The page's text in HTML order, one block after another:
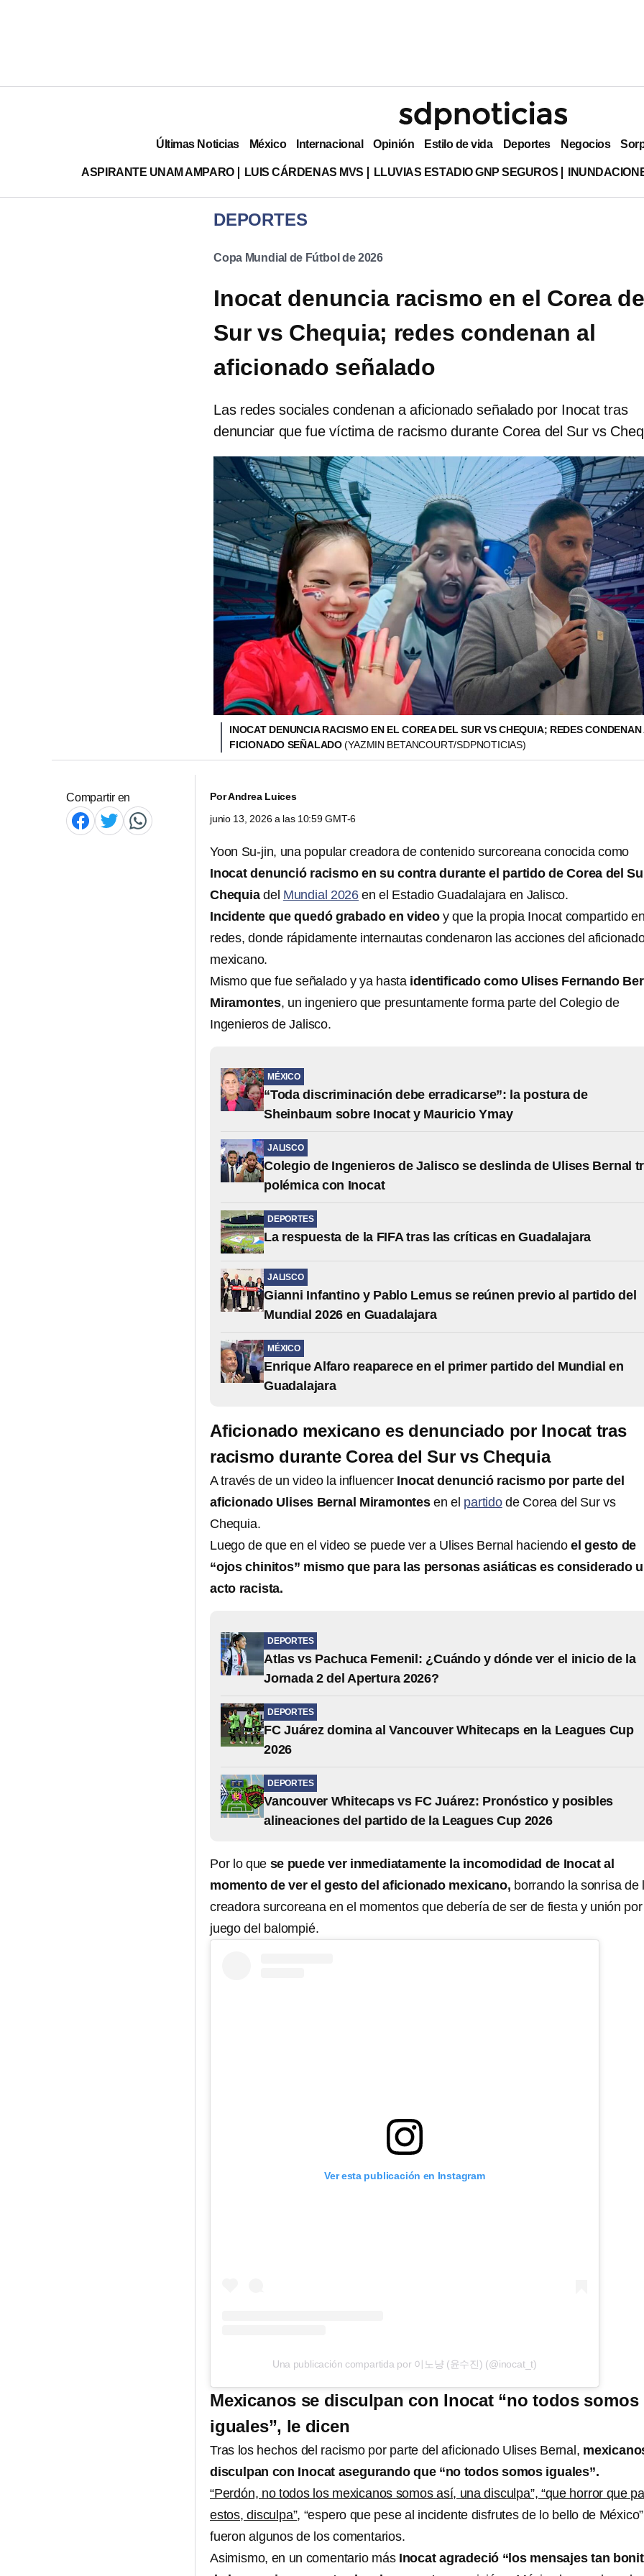
Últimas Noticias México Internacional Opinión Estilo de vida Deportes Negocios
ASPIRANTE UNAM AMPARO LUIS CÁRDENAS MVS LLUVIAS ESTADIO GNP SEGUROS
DEPORTES
Copa Mundial de Fútbol de 2026
Inocat denuncia racismo en el Corea
Sur vs Chequia; redes condenan al
aficionado señalado
Las redes sociales condenan a aficionado señalado por Inocat tras
denunciar que fue víctima de racismo durante Corea del Sur vs
INOCAT DENUNCIA RACISMO EN EL COREA DEL SUR VS CHEQUIA; REDES CONDENAN
FICIONADO SEÑALADO(YAZMIN BETANCOURT/SDPNOTICIAS)
Compartir en PorAndrea Luices
junio 13, 2026 a las 10:59 GMT-6
Yoon Su-jin, una popular creadora de contenido surcoreana conocida como
Inocat denunció racismo en su contra durante el partido de Corea del
Chequiadel Mundial 2026 en el Estadio Guadalajara en Jalisco.
Incidente que quedó grabado en videoy que la propia Inocat compartido
redes, donde rápidamente internautas condenaron las acciones del
mexicano.
Mismo que fue señalado y ya hasta identificado como Ulises Fernando
Miramontes, un ingeniero que presuntamente forma parte del Colegio de
Ingenieros de Jalisco.
MÉXICO
“Toda discriminación debe erradicarse”: la postura de
Sheinbaum sobre Inocat y Mauricio Ymay
JALISCO
Colegio de Ingenieros de Jalisco se deslinda de Ulises Bernal
polémica con Inocat
DEPORTES
La respuesta de la FIFA tras las críticas en Guadalajara
JALISCO
Gianni Infantino y Pablo Lemus se reúnen previo al partido del
Mundial 2026 en Guadalajara
MÉXICO
Enrique Alfaro reaparece en el primer partido del Mundial en
Guadalajara
Aficionado mexicano es denunciado por Inocat tras
racismo durante Corea del Sur vs Chequia
A través de un video la influencerInocat denunció racismo por parte del
aficionado Ulises Bernal Miramontesen el partidode Corea del Sur vs
Chequia.
Luego de que en el video se puede ver a Ulises Bernal haciendoel gesto de
“ojos chinitos” mismo que para las personas asiáticas es considerado
acto racista.
DEPORTES
Atlas vs Pachuca Femenil: ¿Cuándo y dónde ver el inicio de la
Jornada 2 del Apertura 2026?
DEPORTES
FC Juárez domina al Vancouver Whitecaps en la Leagues Cup
2026
DEPORTES
Vancouver Whitecaps vs FC Juárez: Pronóstico y posibles
alineaciones del partido de la Leagues Cup 2026
Por lo que se puede ver inmediatamente la incomodidad de Inocat al
momento de ver el gesto del aficionado mexicano, borrando la sonrisa de
creadora surcoreana en el momentos que debería de ser de fiesta y unión
juego del balompié.
Ver esta publicación en Instagram
Una publicación compartida por 이노냥 (윤수진) (@inocat_t)
Mexicanos se disculpan con Inocat “no todos somos
iguales”, le dicen
Tras los hechos del racismo por parte del aficionado Ulises Bernal,
disculpan con Inocat asegurando que “no todos somos iguales”.
“Perdón, no todos los mexicanos somos así, una disculpa”, “que horror que
estos, disculpa”, “espero que pese al incidente disfrutes de lo bello de
fueron algunos de los comentarios.
Asimismo, en un comentario másInocat agradeció “los mensajes tan